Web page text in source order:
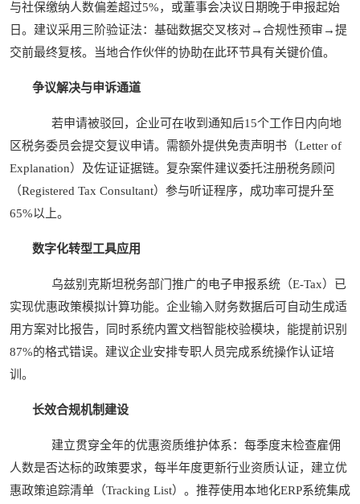
与社保缴纳人数偏差超过5%，或董事会决议日期晚于申报起始
日。建议采用三阶验证法：基础数据交叉核对→合规性预审→提
交前最终复核。当地合作伙伴的协助在此环节具有关键价值。
争议解决与申诉通道
若申请被驳回，企业可在收到通知后15个工作日内向地
区税务委员会提交复议申请。需额外提供免责声明书（Letter of
Explanation）及佐证证据链。复杂案件建议委托注册税务顾问
（Registered Tax Consultant）参与听证程序，成功率可提升至
65%以上。
数字化转型工具应用
乌兹别克斯坦税务部门推广的电子申报系统（E-Tax）已
实现优惠政策模拟计算功能。企业输入财务数据后可自动生成适
用方案对比报告，同时系统内置文档智能校验模块，能提前识别
87%的格式错误。建议企业安排专职人员完成系统操作认证培
训。
长效合规机制建设
建立贯穿全年的优惠资质维护体系：每季度末检查雇佣
人数是否达标的政策要求，每半年度更新行业资质认证，建立优
惠政策追踪清单（Tracking List）。推荐使用本地化ERP系统集成